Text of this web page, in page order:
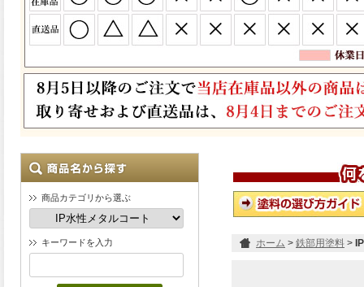
商品カテゴリから選ぶ
キーワードを入力 ホーム > 鉄部用塗料 >